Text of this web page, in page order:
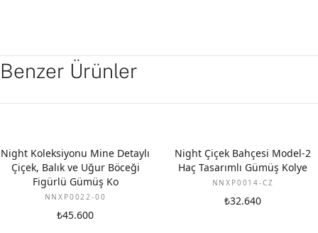
Benzer Ürünler
Night Koleksiyonu Mine Detaylı
Çiçek, Balık ve Uğur Böceği
Figürlü Gümüş Ko
NNXP0022-00
₺45.600
Night Çiçek Bahçesi Model-2
Haç Tasarımlı Gümüş Kolye
NNXP0014-CZ
₺32.640